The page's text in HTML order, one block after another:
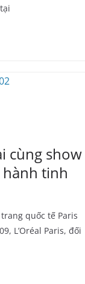
cùng show
tinh
quốc tế Paris
L’Oréal Paris, đối